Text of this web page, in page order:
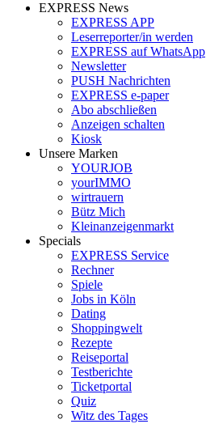
EXPRESS News
EXPRESS APP
Leserreporter/in werden
EXPRESS auf WhatsApp
Newsletter
PUSH Nachrichten
EXPRESS e-paper
Abo abschließen
Anzeigen schalten
Kiosk
Unsere Marken
YOURJOB
yourIMMO
wirtrauern
Bütz Mich
Kleinanzeigenmarkt
Specials
EXPRESS Service
Rechner
Spiele
Jobs in Köln
Dating
Shoppingwelt
Rezepte
Reiseportal
Testberichte
Ticketportal
Quiz
Witz des Tages